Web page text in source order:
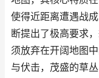
使得近距离遭遇战
断提出了极高要求
须放弃在开阔地图
与伏击，茂盛的草